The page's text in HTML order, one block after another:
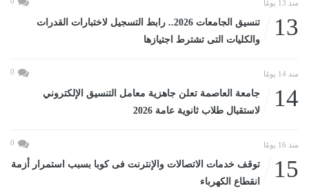
منذ 13 يومًا
13
تنسيق الجامعات 2026.. رابط التسجيل لاختبارات القدرات
والكليات التى تشترط اجتيازها
منذ 14 يومًا 0
14
جامعة العاصمة تعلن جاهزية معامل التنسيق الإلكتروني
لاستقبال طلاب ثانوية عامة 2026
منذ 16 يومًا 0
15
توقف خدمات الاتصالات والإنترنت فى كوبا بسبب استمرار أزمة
انقطاع الكهرباء